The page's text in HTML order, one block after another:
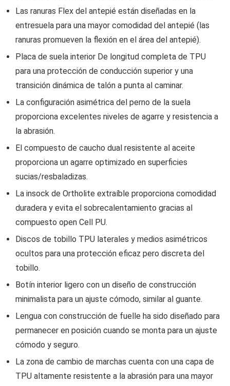
Las ranuras Flex del antepié están diseñadas en la
entresuela para una mayor comodidad del antepié (las
ranuras promueven la flexión en el área del antepié).
Placa de suela interior De longitud completa de TPU
para una protección de conducción superior y una
transición dinámica de talón a punta al caminar.
La configuración asimétrica del perno de la suela
proporciona excelentes niveles de agarre y resistencia a
la abrasión.
El compuesto de caucho dual resistente al aceite
proporciona un agarre optimizado en superficies
sucias/resbaladizas.
La insock de Ortholite extraíble proporciona comodidad
duradera y evita el sobrecalentamiento gracias al
compuesto open Cell PU.
Discos de tobillo TPU laterales y medios asimétricos
ocultos para una protección eficaz pero discreta del
tobillo.
Botín interior ligero con un diseño de construcción
minimalista para un ajuste cómodo, similar al guante.
Lengua con construcción de fuelle ha sido diseñado para
permanecer en posición cuando se monta para un ajuste
cómodo y seguro.
La zona de cambio de marchas cuenta con una capa de
TPU altamente resistente a la abrasión para una mayor